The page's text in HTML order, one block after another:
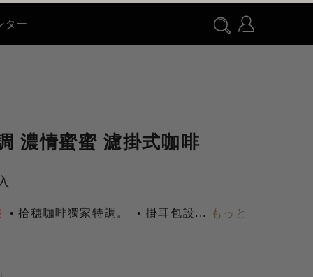
ター
濃情蜜蜜 濾掛式咖啡
拾穗咖啡獨家特調。 掛耳包設... もっと